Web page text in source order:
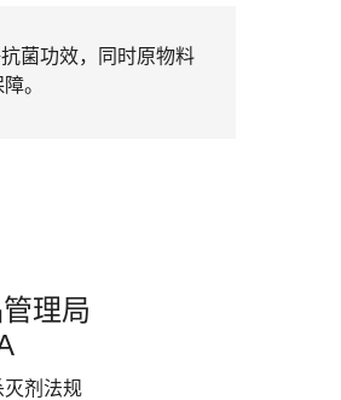
菌功效，同时原物料
。
理局
灭剂法规